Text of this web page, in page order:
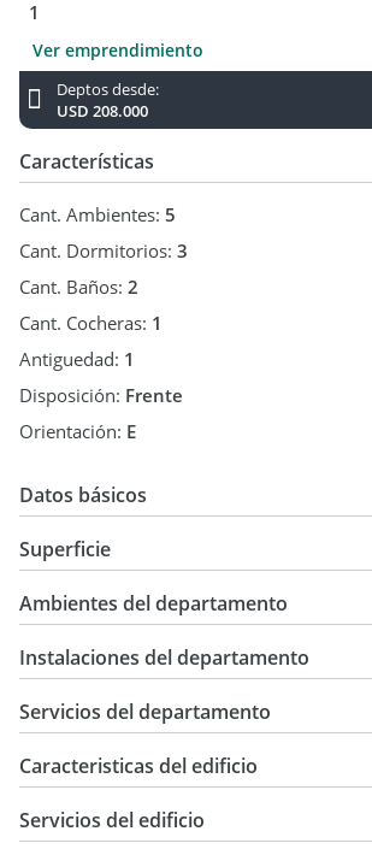
1
Ver emprendimiento
Deptos desde:
USD 208.000
Características
Cant. Ambientes: 5
Cant. Dormitorios: 3
Cant. Baños: 2
Cant. Cocheras: 1
Antiguedad: 1
Disposición: Frente
Orientación: E
Datos básicos
USD 241.000
Superficie
118 m2
Ambientes del departamento
Instalaciones del departamento
Servicios del departamento
Caracteristicas del edificio
10
Servicios del edificio